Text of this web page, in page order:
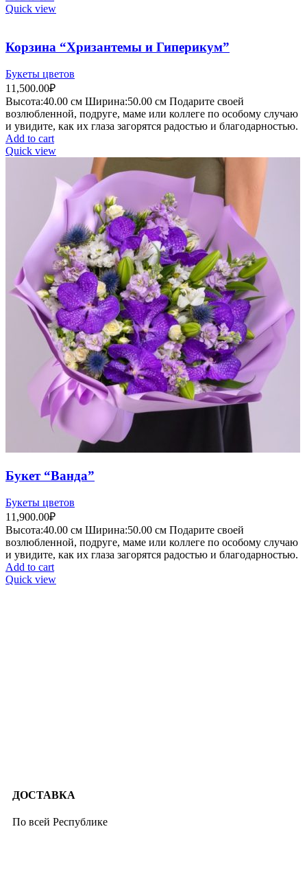
Quick view
Корзина “Хризантемы и Гиперикум”
Букеты цветов
11,500.00₽
Высота:40.00 см Ширина:50.00 см Подарите своей
возлюбленной, подруге, маме или коллеге по особому случаю
и увидите, как их глаза загорятся радостью и благодарностью.
Add to cart
Quick view
Букет “Ванда”
Букеты цветов
11,900.00₽
Высота:40.00 см Ширина:50.00 см Подарите своей
возлюбленной, подруге, маме или коллеге по особому случаю
и увидите, как их глаза загорятся радостью и благодарностью.
Add to cart
Quick view
ДОСТАВКА
По всей Республике